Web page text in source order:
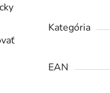
Kategória
EAN